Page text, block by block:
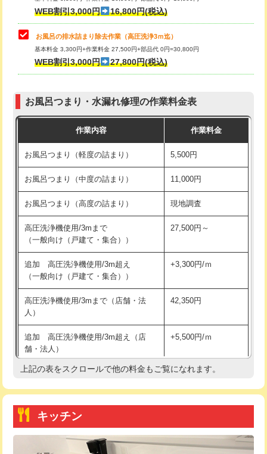
小便器トイレ脱着
その他部品の脱着 8,800円～
交換・取付（タンク）
交換・取付（普通便座） 11,000円+材料費
交換・取付（温水洗浄便座） 16,500円+材料費
交換・取付(単水栓（壁付・デッキ
式）)
13,200円+材料費
交換・取付(混合水栓（壁付・デッキ
式・ワンホール）)
16,500円+材料費
交換・取付(排水栓・排水トラップ
（P/S/ポップアップ））
22,000円+材料費
交換・取付（その他部品） 11,000円+材料費
持込商品取付（単水栓） 13,200円
持込商品取付（混合水栓）
持込商品取付（浄水器・分岐水栓） 16,500円
持込商品取付（温水洗浄便座） 22,000円
持込商品取付（普通便座⇔温水洗浄便
22,000円
給水管工事※（ホール加工)
給水管工事※（バンド止め) 3,300円
WEB割引3,000円 16,800円(税込)
お風呂の排水詰まり除去作業（高圧洗浄3ｍ迄）
基本料金 3,300円+作業料金 27,500円+部品代 0円=30,800円
WEB割引3,000円 27,800円(税込)
お風呂つまり・水漏れ修理の作業料金表
作業内容 作業料金
お風呂つまり（軽度の詰まり） 5,500円
お風呂つまり（中度の詰まり） 11,000円
お風呂つまり（高度の詰まり） 現地調査
高圧洗浄機使用/3mまで
（一般向け（戸建て・集合））
27,500円～
追加 高圧洗浄機使用/3m超え
（一般向け（戸建て・集合））
+3,300円/ｍ
高圧洗浄機使用/3mまで（店舗・法
人）
42,350円
追加 高圧洗浄機使用/3m超え（店
舗・法人）
+5,500円/ｍ
高度高圧洗浄換 現地調査
トーラー機使用/3mまで
追加トーラー機使用/3m超え +3,300円
上記の表をスクロールで他の料金もご覧になれます。
キッチン